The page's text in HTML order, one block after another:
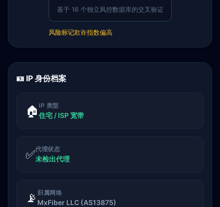
基于 16 个独立风控数据库的交叉验证
风险标记欺诈指数偏高
🪪 IP 身份档案
🏠 IP 类型
住宅 / ISP 宽带
✅代理状态
未检出代理
📡 归属网络
MxFiber LLC (AS13875)